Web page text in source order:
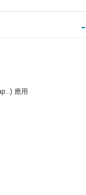
應用